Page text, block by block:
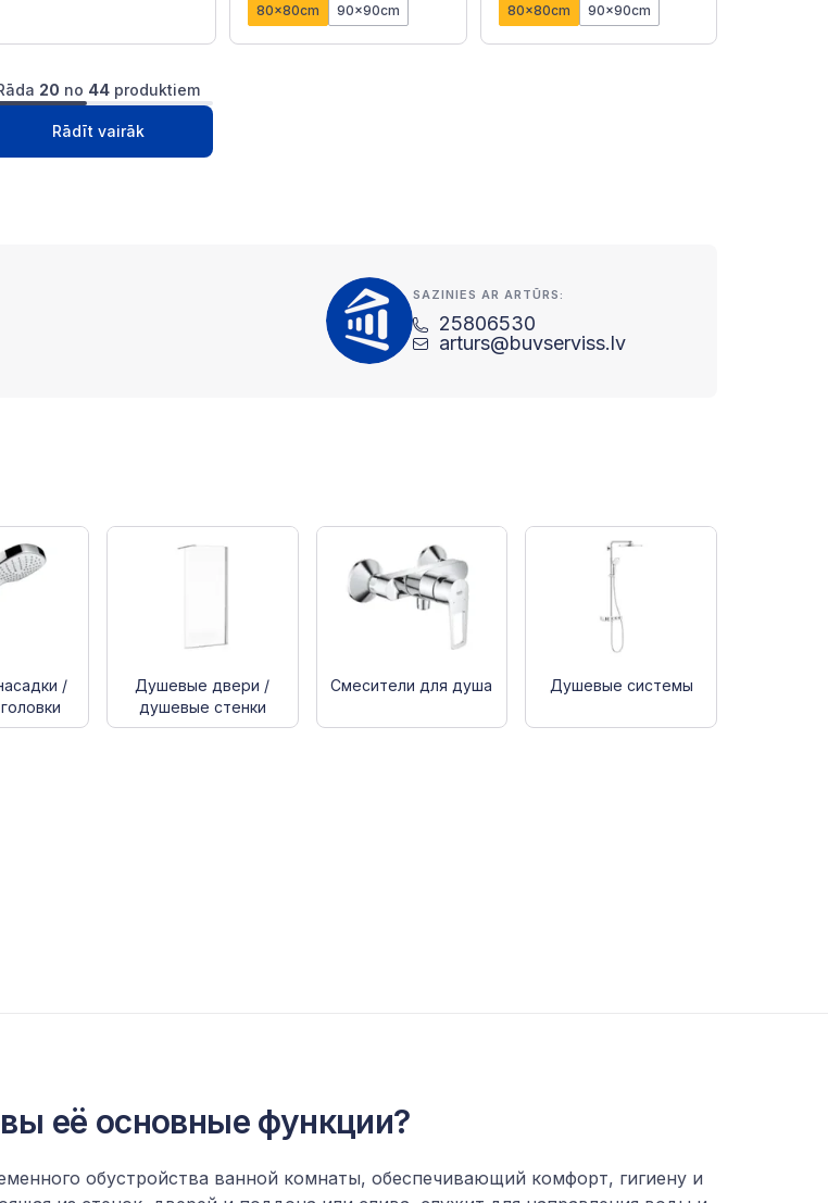
80x80cm 90x90cm 80x80cm 90x90cm
20 no 44 produktiem
Rādīt vairāk
1 2 3
SAZINIES AR ARTŪRS:
25806530
arturs@buvserviss.lv
/
Душевые двери /
душевые стенки
Смесители для душа Душевые системы
её основные функции?
обустройства ванной комнаты, обеспечивающий комфорт, гигиену и